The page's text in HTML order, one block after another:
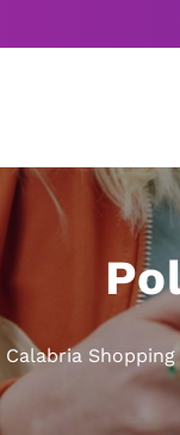
Calabria Shopping